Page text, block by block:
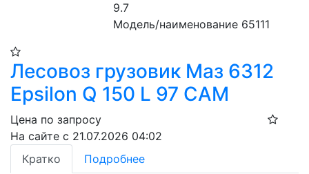
9.7
Модель/наименование 65111
Лесовоз грузовик Маз 6312
Epsilon Q 150 L 97 CAM
Цена по запросу
На сайте с 21.07.2026 04:02
Кратко
Подробнее